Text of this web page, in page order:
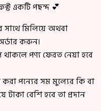
একটি পছন্দ 💕
সাথে মিলিয়ে অথবা
করুন।
থাকলে পণ্য ফেরত নেয়া হবে
পন্যের সম মুল্যের কি বা
টাকা বেশি হবে তা প্রদান